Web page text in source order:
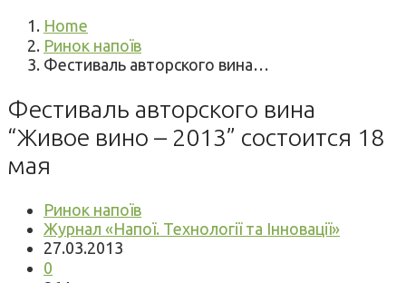
Home
Ринок напоїв
Фестиваль авторского вина…
Фестиваль авторского вина
“Живое вино – 2013” состоится 18
мая
Ринок напоїв
Журнал «Напої. Технології та Інновації»
27.03.2013
0